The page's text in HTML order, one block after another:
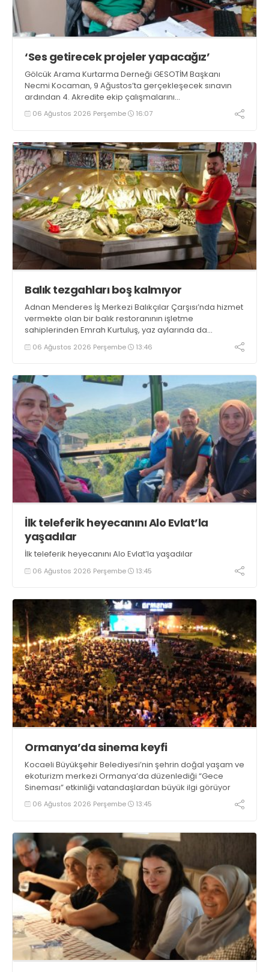
‘Ses getirecek projeler yapacağız’
Gölcük Arama Kurtarma Derneği GESOTİM Başkanı
Necmi Kocaman, 9 Ağustos’ta gerçekleşecek sınavın
ardından 4. Akredite ekip çalışmalarını
tamamlayacaklarını ifade ederek açıklamalarda
bulundu. Kocaman, “Gölcük’te ve Kocaeli genelinde ses
06 Ağustos 2026 Perşembe 16:07
Balık tezgahları boş kalmıyor
Adnan Menderes İş Merkezi Balıkçılar Çarşısı’nda hizmet
vermekte olan bir balık restoranının işletme
sahiplerinden Emrah Kurtuluş, yaz aylarında da
tezgahlarda taze balık bulunduğunu ifade ederek “Yıl
boyunca tezgahlarda taze balık bulmak mümkün
06 Ağustos 2026 Perşembe 13:46
İlk teleferik heyecanını Alo Evlat’la
yaşadılar
İlk teleferik heyecanını Alo Evlat’la yaşadılar
06 Ağustos 2026 Perşembe 13:45
Ormanya’da sinema keyfi
Kocaeli Büyükşehir Belediyesi’nin şehrin doğal yaşam ve
ekoturizm merkezi Ormanya’da düzenlediği “Gece
Sineması” etkinliği vatandaşlardan büyük ilgi görüyor
06 Ağustos 2026 Perşembe 13:45